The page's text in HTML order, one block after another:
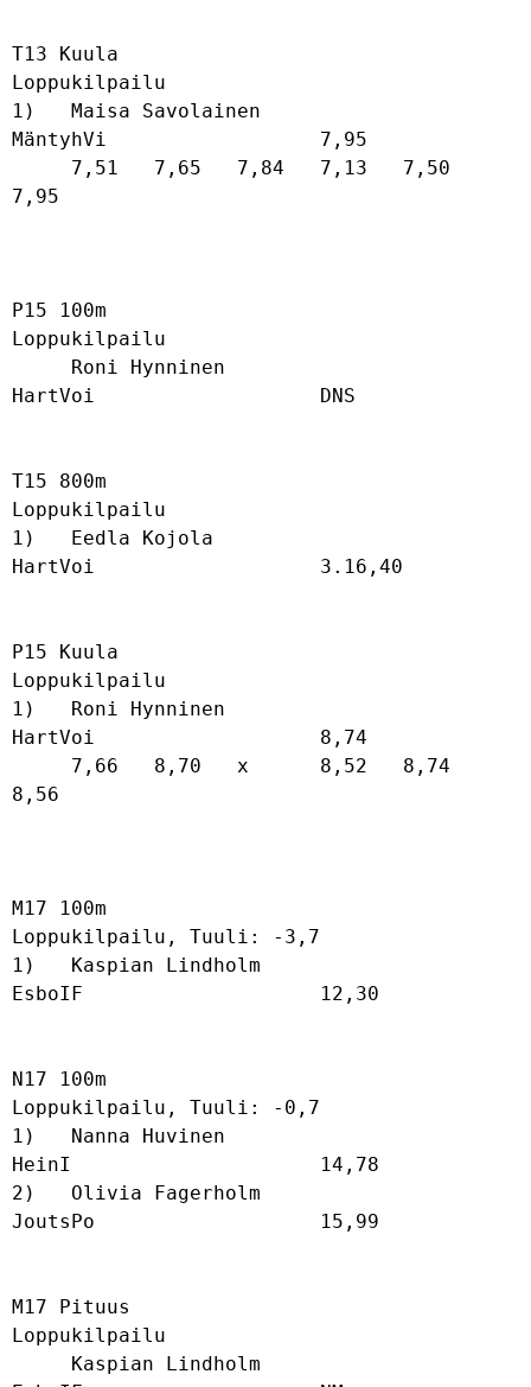
T13 Kuula
Loppukilpailu
1)   Maisa Savolainen
MäntyhVi                  7,95
7,95
P15 100m
Loppukilpailu
HartVoi                   DNS
T15 800m
Loppukilpailu
1)   Eedla Kojola
HartVoi                   3.16,40
P15 Kuula
Loppukilpailu
1)   Roni Hynninen
HartVoi                   8,74
8,56
M17 100m
Loppukilpailu, Tuuli: -3,7
1)   Kaspian Lindholm
EsboIF                    12,30
N17 100m
Loppukilpailu, Tuuli: -0,7
1)   Nanna Huvinen
HeinI                     14,78
2)   Olivia Fagerholm
JoutsPo                   15,99
M17 Pituus
Loppukilpailu